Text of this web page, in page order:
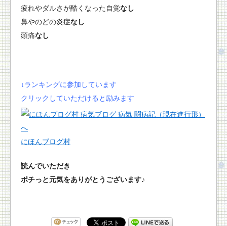
疲れやダルさが酷くなった自覚なし
鼻やのどの炎症なし
頭痛なし
↓ランキングに参加しています
クリックしていただけると励みます
にほんブログ村
読んでいただき
ポチっと元気をありがとうございます♪